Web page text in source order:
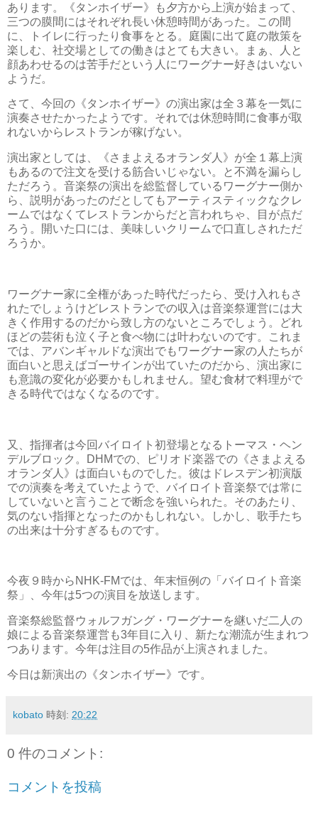
あります。《タンホイザー》も夕方から上演が始まって、
三つの膜間にはそれぞれ長い休憩時間があった。この間
に、トイレに行ったり食事をとる。庭園に出て庭の散策を
楽しむ、社交場としての働きはとても大きい。まぁ、人と
顔あわせるのは苦手だという人にワーグナー好きはいない
ようだ。
さて、今回の《タンホイザー》の演出家は全３幕を一気に
演奏させたかったようです。それでは休憩時間に食事が取
れないからレストランが稼げない。
演出家としては、《さまよえるオランダ人》が全１幕上演
もあるので注文を受ける筋合いじゃない。と不満を漏らし
ただろう。音楽祭の演出を総監督しているワーグナー側か
ら、説明があったのだとしてもアーティスティックなクレ
ームではなくてレストランからだと言われちゃ、目が点だ
ろう。開いた口には、美味しいクリームで口直しされただ
ろうか。
ワーグナー家に全権があった時代だったら、受け入れもさ
れたでしょうけどレストランでの収入は音楽祭運営には大
きく作用するのだから致し方のないところでしょう。どれ
ほどの芸術も泣く子と食べ物には叶わないのです。これま
では、アバンギャルドな演出でもワーグナー家の人たちが
面白いと思えばゴーサインが出ていたのだから、演出家に
も意識の変化が必要かもしれません。望む食材で料理がで
きる時代ではなくなるのです。
又、指揮者は今回バイロイト初登場となるトーマス・ヘン
デルブロック。DHMでの、ピリオド楽器での《さまよえる
オランダ人》は面白いものでした。彼はドレスデン初演版
での演奏を考えていたようで、バイロイト音楽祭では常に
していないと言うことで断念を強いられた。そのあたり、
気のない指揮となったのかもしれない。しかし、歌手たち
の出来は十分すぎるものです。
今夜９時からNHK-FMでは、年末恒例の「バイロイト音楽
祭」、今年は5つの演目を放送します。
音楽祭総監督ウォルフガング・ワーグナーを継いだ二人の
娘による音楽祭運営も3年目に入り、新たな潮流が生まれつ
つあります。今年は注目の5作品が上演されました。
今日は新演出の《タンホイザー》です。
kobato 時刻: 20:22
0 件のコメント:
コメントを投稿